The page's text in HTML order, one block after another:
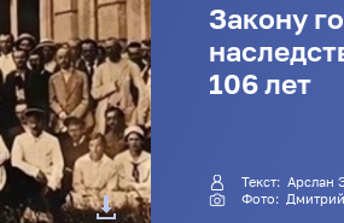
Закону
106 лет
Текст:
Фото: